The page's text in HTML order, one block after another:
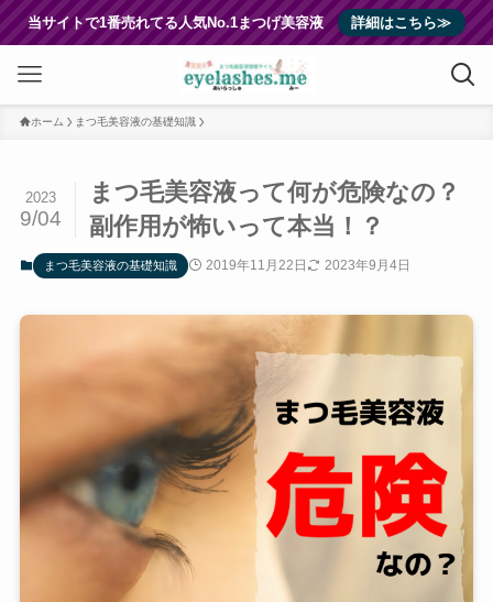
当サイトで1番売れてる人気No.1まつげ美容液 詳細はこちら≫
ホーム まつ毛美容液の基礎知識
まつ毛美容液って何が危険なの？
副作用が怖いって本当！？
2023
9/04
まつ毛美容液の基礎知識 2019年11月22日 2023年9月4日